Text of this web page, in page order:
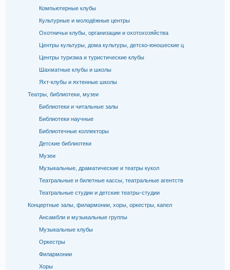
Компьютерные клубы
Культурные и молодёжные центры
Охотничьи клубы, организации и охотохозяйства
Центры культуры, дома культуры, детско-юношеские ц
Центры туризма и туристические клубы
Шахматные клубы и школы
Яхт-клубы и яхтенные школы
Театры, библиотеки, музеи
Библиотеки и читальные залы
Библиотеки научные
Библиотечные коллекторы
Детские библиотеки
Музеи
Музыкальные, драматические и театры кукол
Театральные и билетные кассы, театральные агентств
Театральные студии и детские театры-студии
Концертные залы, филармонии, хоры, оркестры, капел
Ансамбли и музыкальные группы
Музыкальные клубы
Оркестры
Филармонии
Хоры